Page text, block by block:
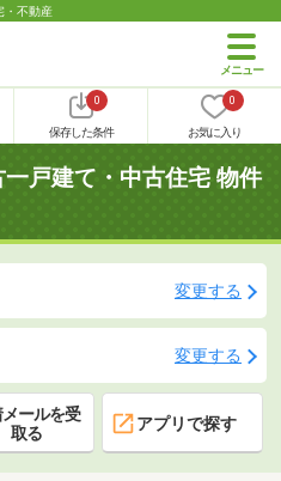
・不動産
0
保存した条件
0
お気に入り
戸建て・中古住宅 物件
変更する
変更する
メールを受
取る
アプリで探す